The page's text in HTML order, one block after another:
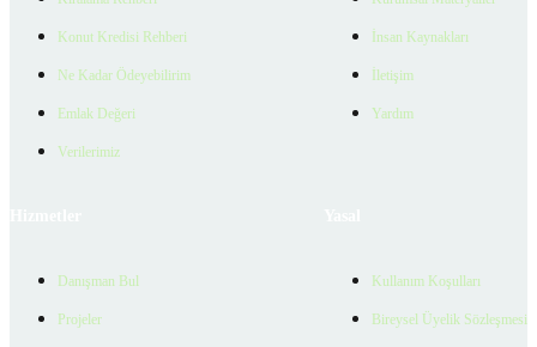
Konut Kredisi Rehberi
Ne Kadar Ödeyebilirim
Emlak Değeri
Verilerimiz
İnsan Kaynakları
İletişim
Yardım
Danışman Bul
Projeler
Kullanım Koşulları
Bireysel Üyelik Sözleşmesi